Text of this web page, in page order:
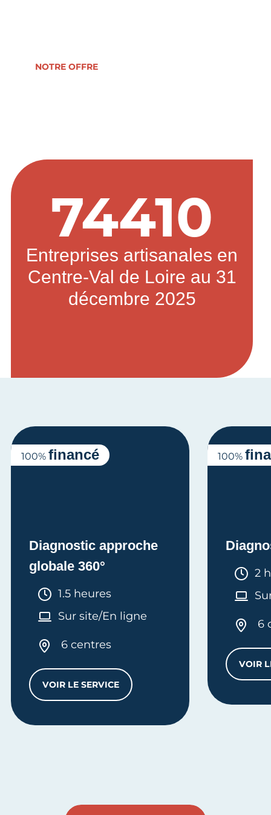
NOTRE OFFRE
74410
Entreprises artisanales en
Centre-Val de Loire au 31
décembre 2025
Diagnostic approche
globale 360°
Durée :
1.5 heures
Sur site/En ligne
6 centres
VOIR LE SERVICEDIAGNOSTIC APPROCHE GLOBALE 360°
100% financé
2
6
VOIR
100%